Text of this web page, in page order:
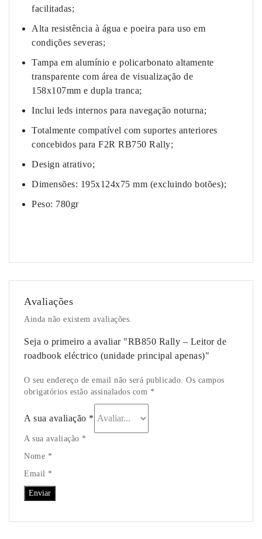
facilitadas;
Alta resistência à água e poeira para uso em
condições severas;
Tampa em alumínio e policarbonato altamente
transparente com área de visualização de
158x107mm e dupla tranca;
Inclui leds internos para navegação noturna;
Totalmente compatível com suportes anteriores
concebidos para F2R RB750 Rally;
Design atrativo;
Dimensões: 195x124x75 mm (excluindo botões);
Peso: 780gr
Avaliações
Ainda não existem avaliações.
Seja o primeiro a avaliar "RB850 Rally – Leitor de
roadbook eléctrico (unidade principal apenas)"
O seu endereço de email não será publicado. Os campos
obrigatórios estão assinalados com *
A sua avaliação *
A sua avaliação *
Nome *
Email *